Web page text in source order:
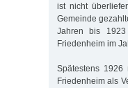
ist nicht
Gemeinde
Jahren bis
Friedenheim im
Spätestens
Friedenheim als